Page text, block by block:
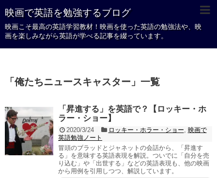
映画で英語を勉強するブログ
映画こそ最高の英語学習教材！映画を使った英語の勉強法や、映
画を楽しみながら英語が学べる記事を綴っています。
「 俺たちニュースキャスター 」 一覧
「昇進する」を英語で？【ロッキー・ホ
ラー・ショー】
2020/3/24 ロッキー・ホラー・ショー 映画で
英語勉強ノート
冒頭のブラッドとジャネットの会話から、「昇進す
る」を意味する英語表現を解説。ついでに「自分を売
り込む」や「出世する」などの英語表現も、他の映画
から用例を引用しつつ、解説しています。